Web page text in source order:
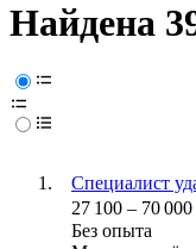
Найдена
Специалист
27 100 – 70 000
Без опыта